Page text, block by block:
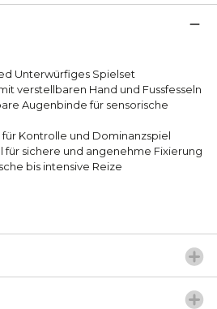
Unterwürfiges Spielset
verstellbaren Hand und Fussfesseln
Augenbinde für sensorische
Kontrolle und Dominanzspiel
für sichere und angenehme Fixierung
bis intensive Reize